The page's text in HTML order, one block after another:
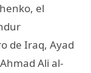
el
de Iraq, Ayad
Ali al-